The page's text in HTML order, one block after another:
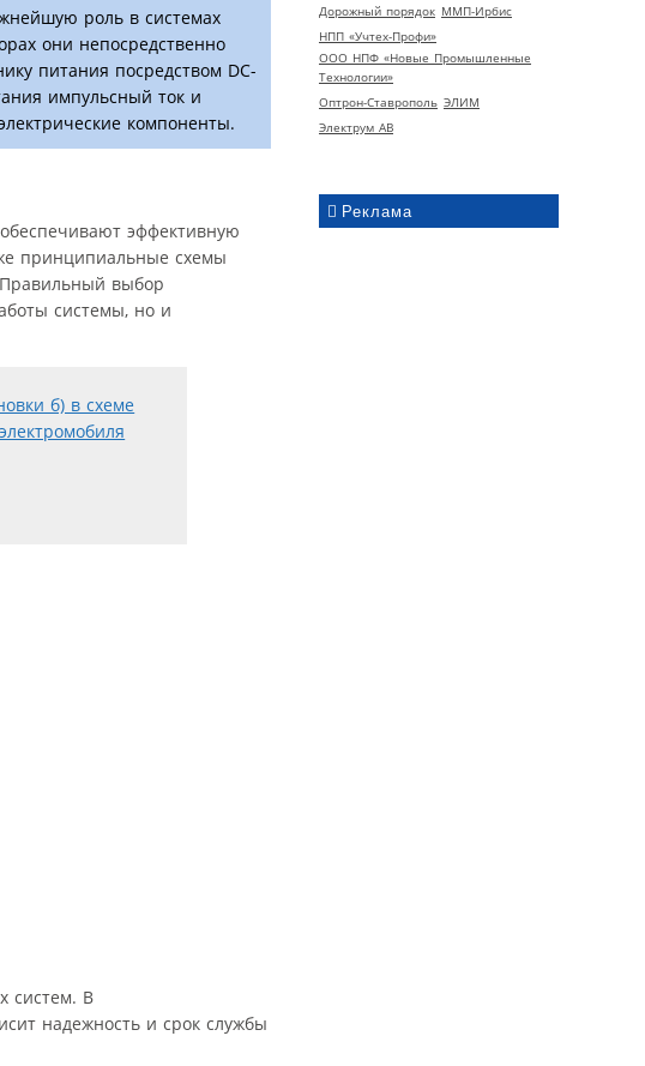
Дорожный порядок ММП-Ирбис
НПП «Учтех-Профи»
ООО НПФ «Новые Промышленные
Технологии»
Оптрон-Ставрополь ЭЛИМ
Электрум АВ
Реклама
роль в системах
они непосредственно
питания посредством DC-
импульсный ток и
компоненты.
эффективную
принципиальные схемы
выбор
системы, но и
систем. В
надежность и срок службы